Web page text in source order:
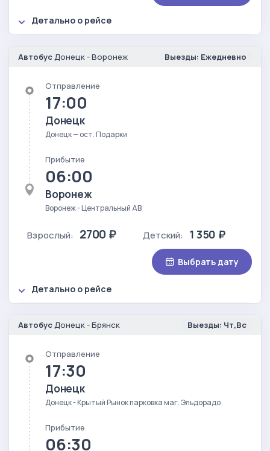
Детально о рейсе
Автобус Донецк - Воронеж Выезды: Ежедневно
Отправление
17:00
Донецк
Донецк — ост. Подарки
Прибытие
06:00
Воронеж
Воронеж - Центральный АВ
Взрослый: 2700 ₽ Детский: 1 350 ₽
Выбрать дату
Детально о рейсе
АвтобусДонецк - Брянск Выезды: Чт,Вс
Отправление
17:30
Донецк
Донецк - Крытый Рынок парковка маг. Эльдорадо
Прибытие
06:30